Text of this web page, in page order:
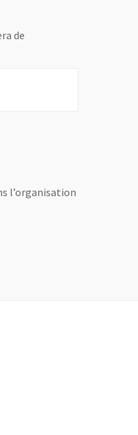
de
fenêtre
l’organisation